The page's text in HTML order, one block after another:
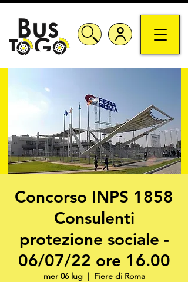
Concorso INPS 1858
Consulenti
protezione sociale -
06/07/22 ore 16.00
mer 06 lug
  |
Fiere di Roma